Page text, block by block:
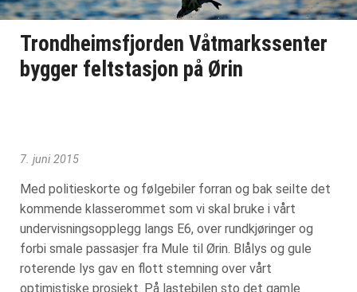
Trondheimsfjorden Våtmarkssenter
bygger feltstasjon på Ørin
7. juni 2015
Med politieskorte og følgebiler forran og bak seilte det
kommende klasserommet som vi skal bruke i vårt
undervisningsopplegg langs E6, over rundkjøringer og
forbi smale passasjer fra Mule til Ørin. Blålys og gule
roterende lys gav en flott stemning over vårt
optimistiske prosjekt. På lastebilen sto det gamle